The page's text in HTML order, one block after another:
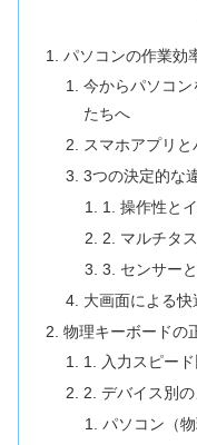
パソコンの作業効
今からパソコ
たちへ
スマホアプリ
3つの決定的な
1. 操作性と
2. マルチタ
3. センサー
大画面による
物理キーボードの
1. 入力スピー
2. デバイス別
パソコン（物